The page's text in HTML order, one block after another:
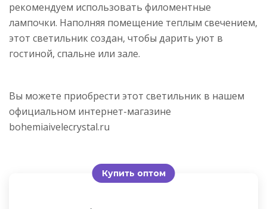
рекомендуем использовать филоментные
лампочки. Наполняя помещение теплым свечением,
этот светильник создан, чтобы дарить уют в
гостиной, спальне или зале.
Вы можете приобрести этот светильник в нашем
официальном интернет-магазине
bohemiaivelecrystal.ru
Купить оптом